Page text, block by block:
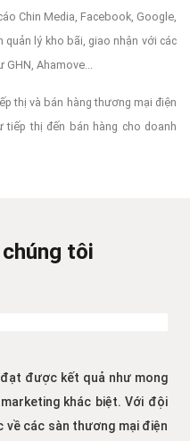
Chin Media, Facebook, Google,
quản lý kho bãi, giao nhận với các
Ahamove...
thị và bán hàng thương mại điện
thị đến bán hàng cho doanh
tôi
được kết quả như mong
khác biệt. Với đội
về các sàn thương mại điện